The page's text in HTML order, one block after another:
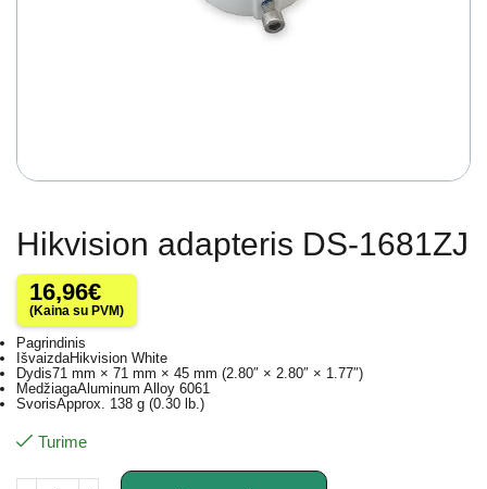
Hikvision adapteris DS-1681ZJ
16,96€
(Kaina su PVM)
Pagrindinis
IšvaizdaHikvision White
Dydis71 mm × 71 mm × 45 mm (2.80″ × 2.80″ × 1.77″)
MedžiagaAluminum Alloy 6061
SvorisApprox. 138 g (0.30 lb.)
Turime